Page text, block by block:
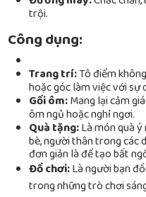
trội.
Công dụng:
Trang trí:Tô điểm
hoặc góc làm việc với
Gối ôm:Mang lại cảm
ôm ngủ hoặc nghỉ ngơi.
Quà tặng:Là món quà ý
bè, người thân trong các
đơn giản là để tạo bất
Đồ chơi:Là người bạn
trong những trò chơi